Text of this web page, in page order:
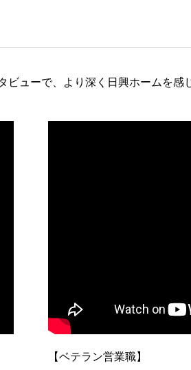
ビューで、より深く日興ホームを
【ベテラン営業職】